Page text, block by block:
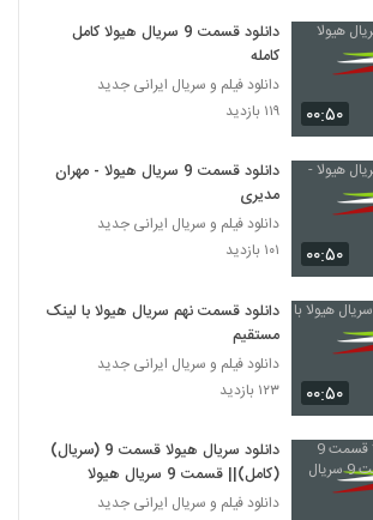
۰۰:۵۰
دانلود قسمت 9 سریال هیولا کامل
کامله
دانلود فیلم و سریال ایرانی جدید
۱۱۹ بازدید
۰۰:۵۰
دانلود قسمت 9 سریال هیولا - مهران
مدیری
دانلود فیلم و سریال ایرانی جدید
۱۰۱ بازدید
۰۰:۵۰
دانلود قسمت نهم سریال هیولا با لینک
مستقیم
دانلود فیلم و سریال ایرانی جدید
۱۲۳ بازدید
دانلود سریال هیولا قسمت 9 (سریال)
(کامل)|| قسمت 9 سریال هیولا
دانلود فیلم و سریال ایرانی جدید